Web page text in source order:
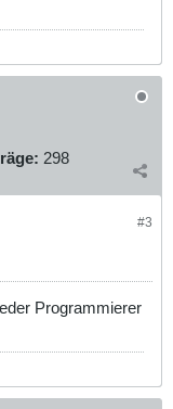
298
#3
Programmierer